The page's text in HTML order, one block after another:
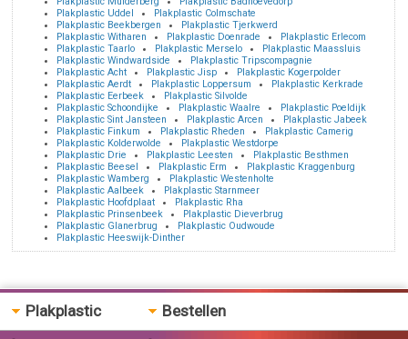
Plakplastic Uddel
Plakplastic Colmschate
Plakplastic Beekbergen
Plakplastic Tjerkwerd
Plakplastic Witharen
Plakplastic Doenrade
Plakplastic Erlecom
Plakplastic Taarlo
Plakplastic Merselo
Plakplastic Maassluis
Plakplastic Windwardside
Plakplastic Tripscompagnie
Plakplastic Acht
Plakplastic Jisp
Plakplastic Kogerpolder
Plakplastic Aerdt
Plakplastic Loppersum
Plakplastic Kerkrade
Plakplastic Eerbeek
Plakplastic Silvolde
Plakplastic Schoondijke
Plakplastic Waalre
Plakplastic Poeldijk
Plakplastic Sint Jansteen
Plakplastic Arcen
Plakplastic Jabeek
Plakplastic Finkum
Plakplastic Rheden
Plakplastic Camerig
Plakplastic Kolderwolde
Plakplastic Westdorpe
Plakplastic Drie
Plakplastic Leesten
Plakplastic Besthmen
Plakplastic Beesel
Plakplastic Erm
Plakplastic Kraggenburg
Plakplastic Wamberg
Plakplastic Westenholte
Plakplastic Aalbeek
Plakplastic Starnmeer
Plakplastic Hoofdplaat
Plakplastic Rha
Plakplastic Prinsenbeek
Plakplastic Dieverbrug
Plakplastic Glanerbrug
Plakplastic Oudwoude
Plakplastic Heeswijk-Dinther
Plakplastic Bestellen